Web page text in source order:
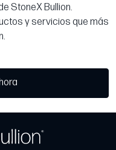
StoneX Bullion.
y servicios que más